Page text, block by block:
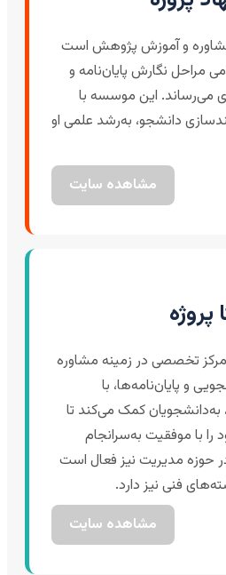
و آموزش پژوهش است
مراحل نگارش پایان‌نامه و
می‌رساند. این موسسه با
دانشجو، به‌رشد علمی او
مشاهده سایت
تخصصی در زمینه مشاوره
و پایان‌نامه‌ها، با
به‌دانشجویان کمک می‌کند تا
را با موفقیت به‌سرانجام
حوزه مدیریت نیز فعال است
فنی نیز دارد.
مشاهده سایت